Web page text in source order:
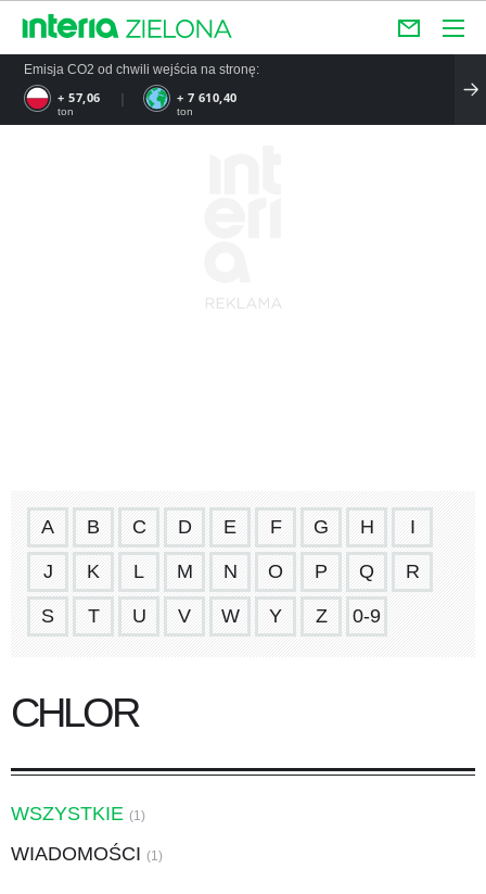
Emisja CO2 od chwili wejścia na stronę:
+ 57,06
ton
+ 7 610,40
ton
A B C D E F G H I
J K L M N O P Q R
S T U V W Y Z 0-9
CHLOR
WSZYSTKIE (1)
WIADOMOŚCI (1)